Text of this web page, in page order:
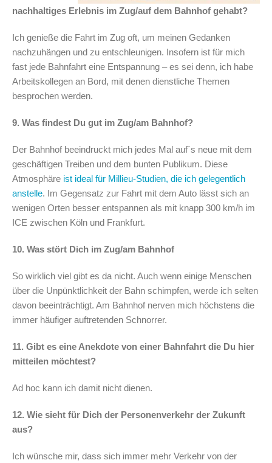
nachhaltiges Erlebnis im Zug/auf dem Bahnhof gehabt?
Ich genieße die Fahrt im Zug oft, um meinen Gedanken
nachzuhängen und zu entschleunigen. Insofern ist für mich
fast jede Bahnfahrt eine Entspannung – es sei denn, ich habe
Arbeitskollegen an Bord, mit denen dienstliche Themen
besprochen werden.
9. Was findest Du gut im Zug/am Bahnhof?
Der Bahnhof beeindruckt mich jedes Mal auf´s neue mit dem
geschäftigen Treiben und dem bunten Publikum. Diese
Atmosphäre ist ideal für Millieu-Studien, die ich gelegentlich
anstelle. Im Gegensatz zur Fahrt mit dem Auto lässt sich an
wenigen Orten besser entspannen als mit knapp 300 km/h im
ICE zwischen Köln und Frankfurt.
10. Was stört Dich im Zug/am Bahnhof
So wirklich viel gibt es da nicht. Auch wenn einige Menschen
über die Unpünktlichkeit der Bahn schimpfen, werde ich selten
davon beeinträchtigt. Am Bahnhof nerven mich höchstens die
immer häufiger auftretenden Schnorrer.
11. Gibt es eine Anekdote von einer Bahnfahrt die Du hier
mitteilen möchtest?
Ad hoc kann ich damit nicht dienen.
12. Wie sieht für Dich der Personenverkehr der Zukunft
aus?
Ich wünsche mir, dass sich immer mehr Verkehr von der